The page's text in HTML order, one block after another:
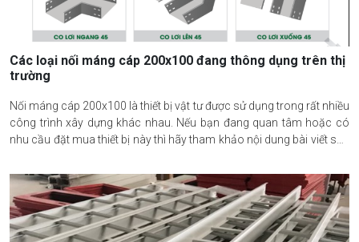
Các loại nối máng cáp 200x100 đang thông dụng trên thị
trường
Nối máng cáp 200x100 là thiết bị vật tư được sử dụng trong rất nhiều
công trình xây dựng khác nhau. Nếu bạn đang quan tâm hoặc có
nhu cầu đặt mua thiết bị này thì hãy tham khảo nội dung bài viết sau